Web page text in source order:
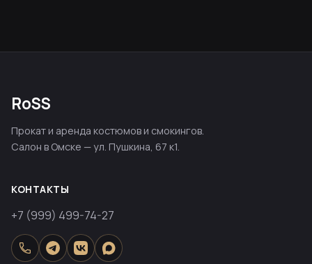
RoSS
Прокат и аренда костюмов и смокингов.
Салон в Омске — ул. Пушкина, 67 к1.
КОНТАКТЫ
+7 (999) 499-74-27